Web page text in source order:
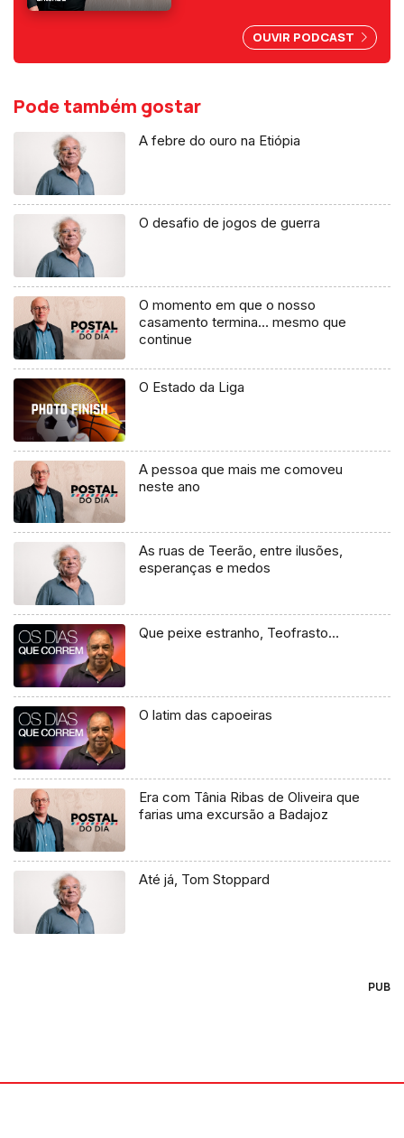
OUVIR PODCAST
Pode também gostar
A febre do ouro na Etiópia
O desafio de jogos de guerra
O momento em que o nosso
casamento termina… mesmo que
continue
O Estado da Liga
A pessoa que mais me comoveu
neste ano
As ruas de Teerão, entre ilusões,
esperanças e medos
Que peixe estranho, Teofrasto…
O latim das capoeiras
Era com Tânia Ribas de Oliveira que
farias uma excursão a Badajoz
Até já, Tom Stoppard
PUB